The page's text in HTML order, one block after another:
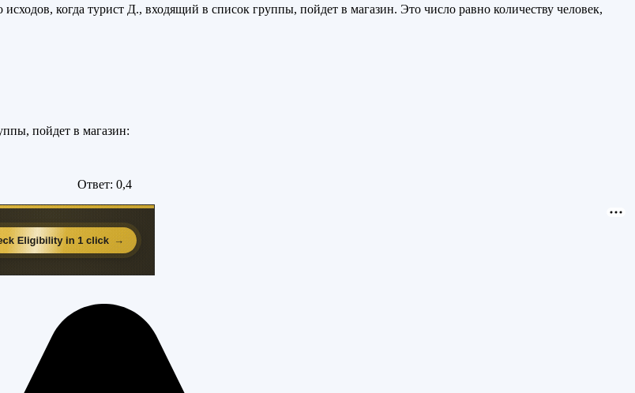
когда турист Д., входящий в список группы, пойдет в магазин. Это число равно количеству человек,
пойдет в магазин:
Ответ: 0,4